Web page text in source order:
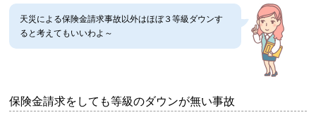
天災による保険金請求事故以外はほぼ３等級ダウンす
ると考えてもいいわよ～
保険金請求をしても等級のダウンが無い事故